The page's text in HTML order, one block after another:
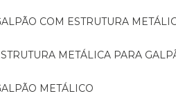
GALPÃO COM ESTRUTURA
ESTRUTURA METÁLICA PARA
GALPÃO METÁLICO